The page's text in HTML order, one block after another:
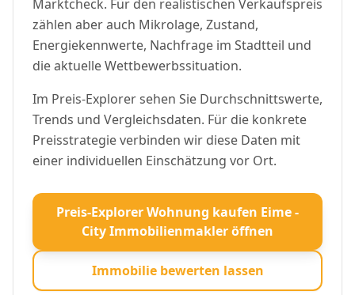
Marktcheck. Für den realistischen Verkaufspreis
zählen aber auch Mikrolage, Zustand,
Energiekennwerte, Nachfrage im Stadtteil und
die aktuelle Wettbewerbssituation.
Im Preis-Explorer sehen Sie Durchschnittswerte,
Trends und Vergleichsdaten. Für die konkrete
Preisstrategie verbinden wir diese Daten mit
einer individuellen Einschätzung vor Ort.
Preis-Explorer Wohnung kaufen Eime -
City Immobilienmakler öffnen
Immobilie bewerten lassen